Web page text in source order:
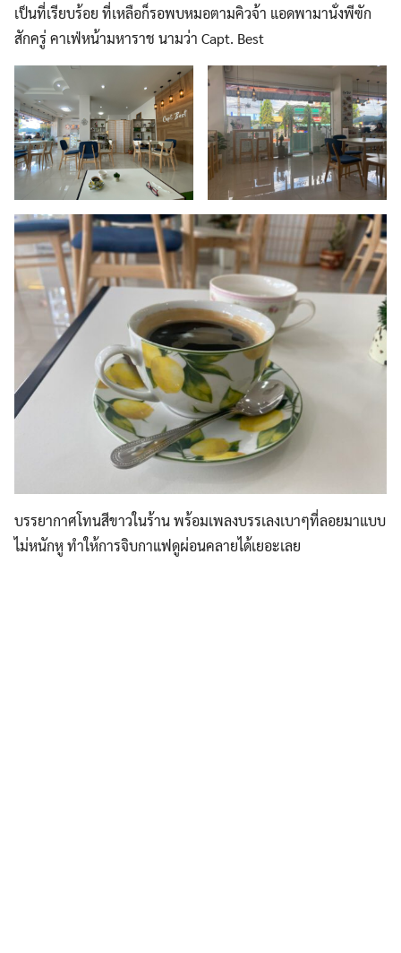
เป็นที่เรียบร้อย ที่เหลือก็รอพบหมอตามคิวจ้า แอดพามานั่งพีฃัก
สักครู่ คาเฟ่หน้ามหาราช นามว่า Capt. Best
บรรยากาศโทนสีขาวในร้าน พร้อมเพลงบรรเลงเบาๆที่ลอยมาแบบ
ไม่หนักหู ทำให้การจิบกาแฟดูผ่อนคลายได้เยอะเลย